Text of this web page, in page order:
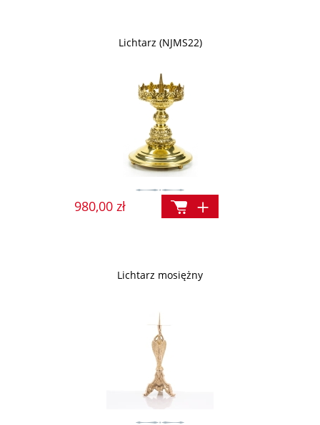
Lichtarz (NJMS22)
980,00 zł
Lichtarz mosiężny